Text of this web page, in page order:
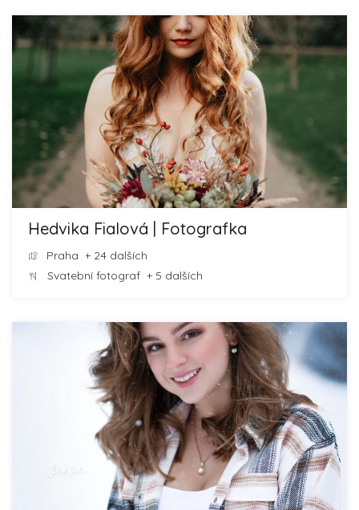
Hedvika Fialová | Fotografka
Praha + 24 dalších
Svatební fotograf + 5 dalších